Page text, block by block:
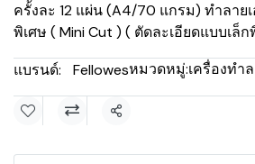
ครั้งละ 12 แผ่น (A4/70 แกรม) ทำลาย
พิเศษ ( Mini Cut ) ( ตัดละเอียดแบบเล็ก
แบรนด์:
Fellowesหมวดหมู่:เครื่องทำ
แชร์